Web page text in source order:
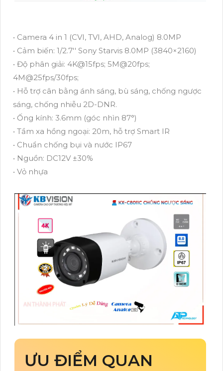
• Camera 4 in 1 (CVI, TVI, AHD, Analog) 8.0MP
• Cảm biến: 1/2.7'' Sony Starvis 8.0MP (3840×2160)
• Độ phân giải: 4K@15fps; 5M@20fps;
4M@25fps/30fps;
• Hỗ trợ cân bằng ánh sáng, bù sáng, chống ngược
sáng, chống nhiễu 2D-DNR.
• Ống kính: 3.6mm (góc nhìn 87°)
• Tầm xa hồng ngoại: 20m, hỗ trợ Smart IR
• Chuẩn chống bụi và nước IP67
• Nguồn: DC12V ±30%
• Vỏ nhựa
ƯU ĐIỂM QUAN